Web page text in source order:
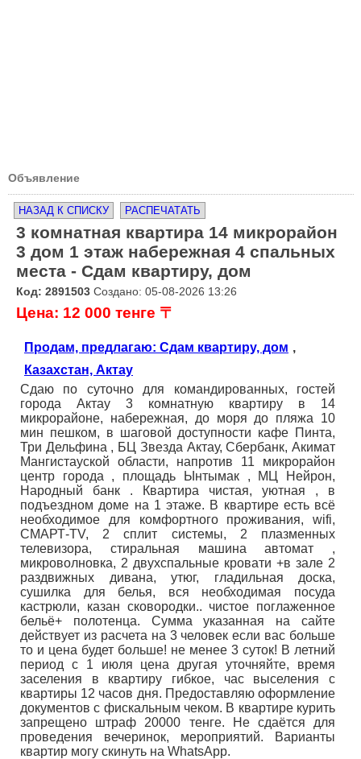
Объявление
НАЗАД К СПИСКУ РАСПЕЧАТАТЬ
3 комнатная квартира 14 микрорайон
3 дом 1 этаж набережная 4 спальных
места - Сдам квартиру, дом
Код: 2891503 Создано: 05-08-2026 13:26
Цена: 12 000 тенге 〒
Продам, предлагаю: Сдам квартиру, дом ,
Казахстан, Актау
Сдаю по суточно для командированных, гостей
города Актау 3 комнатную квартиру в 14
микрорайоне, набережная, до моря до пляжа 10
мин пешком, в шаговой доступности кафе Пинта,
Три Дельфина , БЦ Звезда Актау, Сбербанк, Акимат
Мангистауской области, напротив 11 микрорайон
центр города , площадь Ынтымак , МЦ Нейрон,
Народный банк . Квартира чистая, уютная , в
подъездном доме на 1 этаже. В квартире есть всё
необходимое для комфортного проживания, wifi,
СМАРТ-TV, 2 сплит системы, 2 плазменных
телевизора, стиральная машина автомат ,
микроволновка, 2 двухспальные кровати +в зале 2
раздвижных дивана, утюг, гладильная доска,
сушилка для белья, вся необходимая посуда
кастрюли, казан сковородки.. чистое поглаженное
бельё+ полотенца. Сумма указанная на сайте
действует из расчета на 3 человек если вас больше
то и цена будет больше! не менее 3 суток! В летний
период с 1 июля цена другая уточняйте, время
заселения в квартиру гибкое, час выселения с
квартиры 12 часов дня. Предоставляю оформление
документов с фискальным чеком. В квартире курить
запрещено штраф 20000 тенге. Не сдаётся для
проведения вечеринок, мероприятий. Варианты
квартир могу скинуть на WhatsApp.